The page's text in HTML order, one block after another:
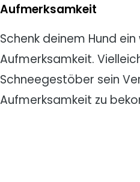
Aufmerksamkeit
Schenk deinem Hund
Aufmerksamkeit.
Schneegestöber sein
Aufmerksamkeit zu